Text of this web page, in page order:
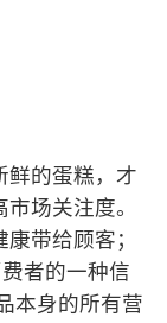
鲜的蛋糕，才
场关注度。
带给顾客；
者的一种信
本身的所有营